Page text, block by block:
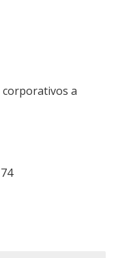
corporativos a